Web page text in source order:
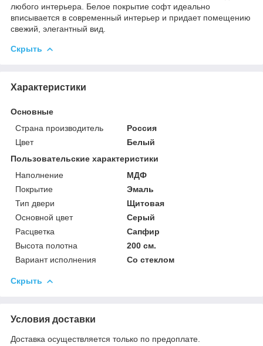
любого интерьера. Белое покрытие софт идеально
вписывается в современный интерьер и придает помещению
свежий, элегантный вид.
Скрыть
Характеристики
Основные
Страна производитель
Россия
Цвет
Белый
Пользовательские характеристики
Наполнение
МДФ
Покрытие
Эмаль
Тип двери
Щитовая
Основной цвет
Серый
Расцветка
Сапфир
Высота полотна
200 см.
Вариант исполнения
Со стеклом
Скрыть
Условия доставки
Доставка осуществляется только по предоплате.